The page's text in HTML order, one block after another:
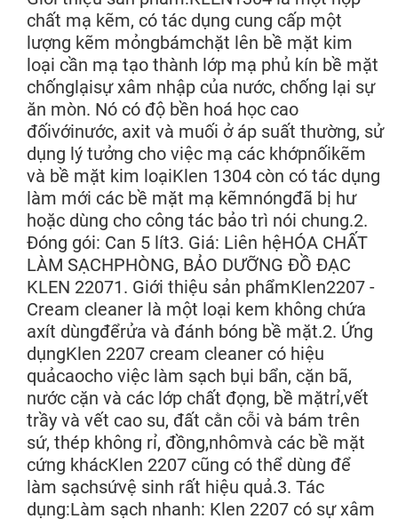
chất mạ kẽm, có tác dụng cung cấp một
lượng kẽm mỏngbámchặt lên bề mặt kim
loại cần mạ tạo thành lớp mạ phủ kín bề mặt
chốnglạisự xâm nhập của nước, chống lại sự
ăn mòn. Nó có độ bền hoá học cao
đốivớinước, axit và muối ở áp suất thường, sử
dụng lý tưởng cho việc mạ các khớpnốikẽm
và bề mặt kim loạiKlen 1304 còn có tác dụng
làm mới các bề mặt mạ kẽmnóngđã bị hư
hoặc dùng cho công tác bảo trì nói chung.2.
Đóng gói: Can 5 lít3. Giá: Liên hệHÓA CHẤT
LÀM SẠCHPHÒNG, BẢO DƯỠNG ĐỒ ĐẠC
KLEN 22071. Giới thiệu sản phẩmKlen2207 -
Cream cleaner là một loại kem không chứa
axít dùngđểrửa và đánh bóng bề mặt.2. Ứng
dụngKlen 2207 cream cleaner có hiệu
quảcaocho việc làm sạch bụi bẩn, cặn bã,
nước cặn và các lớp chất đọng, bề mặtrỉ,vết
trầy và vết cao su, đất cằn cỗi và bám trên
sứ, thép không rỉ, đồng,nhômvà các bề mặt
cứng khácKlen 2207 cũng có thể dùng để
làm sạchsứvệ sinh rất hiệu quả.3. Tác
dụng:Làm sạch nhanh: Klen 2207 có sự xâm